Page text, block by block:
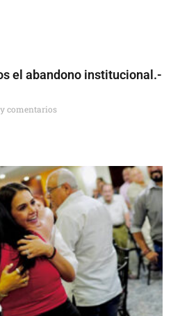
el abandono institucional.-
comentarios